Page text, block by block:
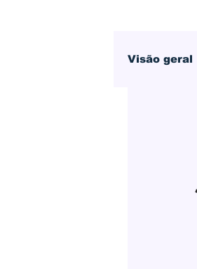
Visão geral